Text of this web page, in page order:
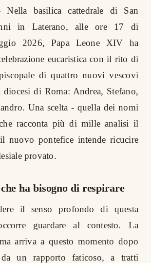
Nella basilica cattedrale di San
in Laterano, alle ore 17 di
2026, Papa Leone XIV ha
eucaristica con il rito di
di quattro nuovi vescovi
di Roma: Andrea, Stefano,
Una scelta - quella dei nomi
racconta più di mille analisi il
nuovo pontefice intende ricucire
provato.
ha bisogno di respirare
il senso profondo di questa
guardare al contesto. La
arriva a questo momento dopo
un rapporto faticoso, a tratti